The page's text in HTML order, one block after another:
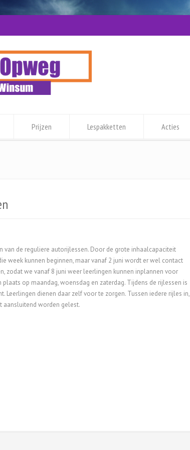
Prijzen Lespakketten Acties
van de reguliere autorijlessen. Door de grote inhaalcapaciteit
week kunnen beginnen, maar vanaf 2 juni wordt er wel contact
zodat we vanaf 8 juni weer leerlingen kunnen inplannen voor
op maandag, woensdag en zaterdag. Tijdens de rijlessen is
Leerlingen dienen daar zelf voor te zorgen. Tussen iedere rijles in,
aansluitend worden gelest.